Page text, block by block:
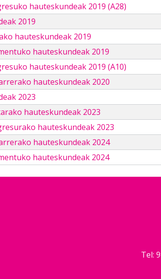
hauteskundeak 2019 (A28)
2019
hauteskundeak 2019
hauteskundeak 2019
hauteskundeak 2019 (A10)
hauteskundeak 2020
2023
hauteskundeak 2023
hauteskundeak 2023
hauteskundeak 2024
hauteskundeak 2024
Tel: